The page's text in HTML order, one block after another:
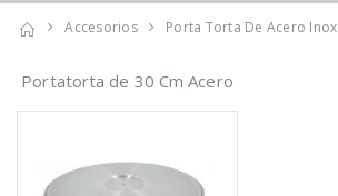
Accesorios Porta Torta De Acero Inox
Portatorta de 30 Cm Acero